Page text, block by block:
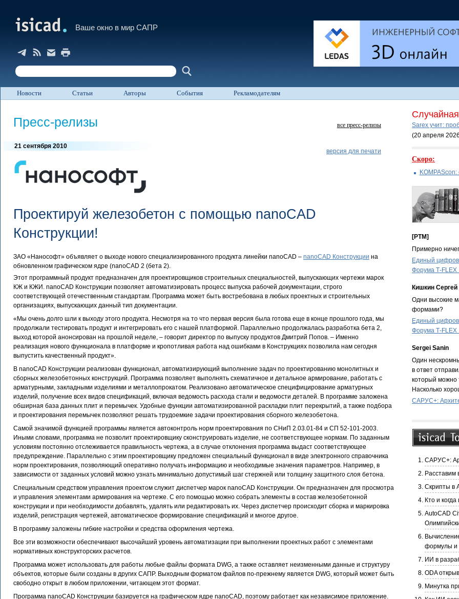
Ваше окно в мир САПР
Новости Статьи Авторы События Рекламодателям
все пресс-релизы
Пресс-релизы
версия для печати
21 сентября 2010
Проектируй железобетон с помощью nanoCAD
Конструкции!
ЗАО «Нанософт» объявляет о выходе нового специализированного продукта линейки nanoCAD – nanoCAD Конструкции на
обновленном графическом ядре (nanoCAD 2 (бета 2).
Этот программный продукт предназначен для проектировщиков строительных специальностей, выпускающих чертежи марок
КЖ и КЖИ. nanoCAD Конструкции позволяет автоматизировать процесс выпуска рабочей документации, строго
соответствующей отечественным стандартам. Программа может быть востребована в любых проектных и строительных
организациях, выпускающих данный тип документации.
«Мы очень долго шли к выходу этого продукта. Несмотря на то что первая версия была готова еще в конце прошлого года, мы
продолжали тестировать продукт и интегрировать его с нашей платформой. Параллельно продолжалась разработка бета 2,
выход которой анонсирован на прошлой неделе, – говорит директор по выпуску продуктов Дмитрий Попов. – Именно
реализация нового функционала в платформе и кропотливая работа над ошибками в Конструкциях позволила нам сегодня
выпустить качественный продукт».
В nanoCAD Конструкции реализован функционал, автоматизирующий выполнение задач по проектированию монолитных и
сборных железобетонных конструкций. Программа позволяет выполнять схематичное и детальное армирование, работать с
арматурными, закладными изделиями и металлопрокатом. Реализовано автоматическое специфицирование арматурных
изделий, получение всех видов спецификаций, включая ведомость расхода стали и ведомости деталей. В программе заложена
обширная база данных плит и перемычек. Удобные функции автоматизированной раскладки плит перекрытий, а также подбора
и проектирования перемычек позволяют решать трудоемкие задачи проектирования сборного железобетона.
Самой значимой функцией программы является автоконтроль норм проектирования по СНиП 2.03.01-84 и СП 52-101-2003.
Иными словами, программа не позволит проектировщику сконструировать изделие, не соответствующее нормам. По заданным
условиям постоянно отслеживается правильность чертежа, а в случае отклонения программа выдаст соответствующее
предупреждение. Параллельно с этим проектировщику предложен специальный функционал в виде электронного справочника
норм проектирования, позволяющий оперативно получать информацию и необходимые значения параметров. Например, в
зависимости от заданных условий можно узнать минимально допустимый шаг стержней или толщину защитного слоя бетона.
Специальным средством управления проектом служит диспетчер марок nanoCAD Конструкции. Он предназначен для просмотра
и управления элементами армирования на чертеже. С его помощью можно собрать элементы в состав железобетонной
конструкции и при необходимости добавлять, удалять или редактировать их. Через диспетчер происходит сборка и маркировка
изделий, регистрация чертежей, автоматическое формирование спецификаций и многое другое.
В программу заложены гибкие настройки и средства оформления чертежа.
Все эти возможности обеспечивают высочайший уровень автоматизации при выполнении проектных работ с элементами
нормативных конструкторских расчетов.
Программа может использовать для работы любые файлы формата DWG, а также оставляет неизменными данные и структуру
объектов, которые были созданы в других САПР. Выходным форматом файлов по-прежнему является DWG, который может быть
свободно открыт в любом приложении, читающем этот формат.
Программа nanoCAD Конструкции базируется на графическом ядре nanoCAD, поэтому работает как независимое приложение.
Sarex учит:
(20 апреля
Скоро:
[PTM]
Примерно
Единый
Форума
Кишкин Сергей
Одни высокие
формами?
Единый
Форума
Sergei Sanin
Один
в ответ
который можно
Насколько
САРУС+:
САРУС+:
Расставим
Скрипты в
Кто и
AutoCAD
формулы и
ИИ в
ODA
Минутка